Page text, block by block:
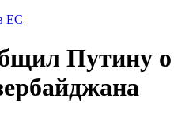
ЕС
Путину о